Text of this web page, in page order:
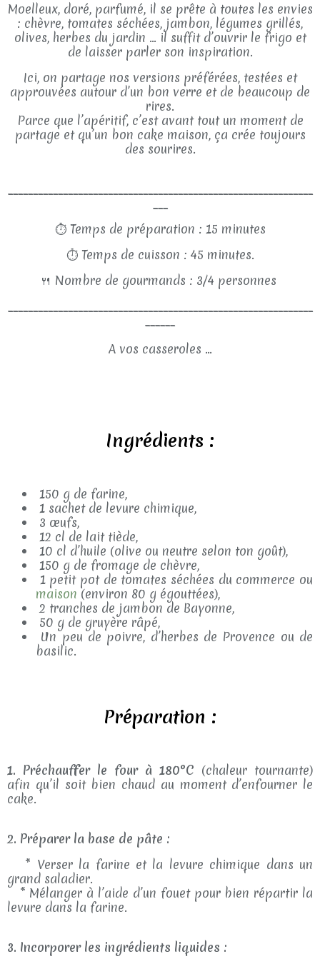
Moelleux, doré, parfumé, il se prête à toutes les envies
: chèvre, tomates séchées, jambon, légumes grillés,
olives, herbes du jardin … il suffit d’ouvrir le frigo et
de laisser parler son inspiration.
Ici, on partage nos versions préférées, testées et
approuvées autour d’un bon verre et de beaucoup de
rires.
Parce que l’apéritif, c’est avant tout un moment de
partage et qu’un bon cake maison, ça crée toujours
des sourires.
⏱ Temps de préparation : 15 minutes
⏱ Temps de cuisson : 45 minutes.
🍴 Nombre de gourmands : 3/4 personnes
A vos casseroles ...
Ingrédients :
150 g de farine,
1 sachet de levure chimique,
3 œufs,
12 cl de lait tiède,
10 cl d’huile (olive ou neutre selon ton goût),
150 g de fromage de chèvre,
1 petit pot de tomates séchées du commerce ou
maison (environ 80 g égouttées),
2 tranches de jambon de Bayonne,
50 g de gruyère râpé,
Un peu de poivre, d’herbes de Provence ou de
basilic.
Préparation :
1. Préchauffer le four à 180°C (chaleur tournante)
afin qu’il soit bien chaud au moment d’enfourner le
cake.
2. Préparer la base de pâte :
* Verser la farine et la levure chimique dans un
grand saladier.
* Mélanger à l’aide d’un fouet pour bien répartir la
levure dans la farine.
3. Incorporer les ingrédients liquides :